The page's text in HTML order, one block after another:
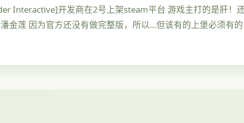
Interactive]开发商在2号上架steam平台 游戏主打的是肝！
金莲 因为官方还没有做完整版，所以…但该有的上堡必须有的